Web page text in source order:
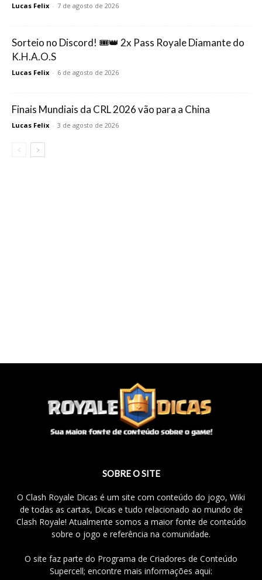
Lucas Felix - 7 de agosto de 2026
Sorteio no Discord! 🎟️👑 2x Pass Royale Diamante do
K.H.A.O.S
Lucas Felix - 6 de agosto de 2026
Finais Mundiais da CRL 2026 vão para a China
Lucas Felix - 3 de agosto de 2026
SOBRE O SITE
O Clash Royale Dicas é um site com conteúdo do jogo, Wiki
de todas as cartas, Dicas e tudo relacionado ao mundo de
Clash Royale! Atualmente somos a maior fonte de conteúdo
sobre o jogo e referência na comunidade.
O site faz parte do Programa de Criadores de Conteúdo
Supercell; encontre mais informações aqui: